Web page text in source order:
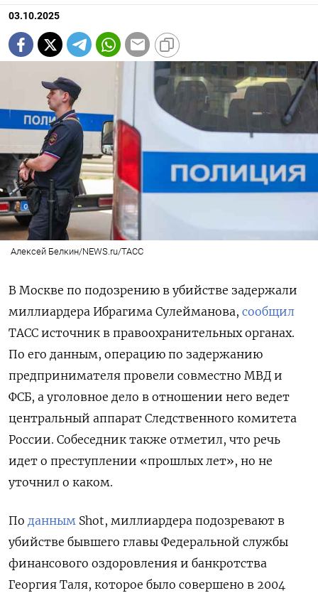
03.10.2025
Алексей Белкин/NEWS.ru/ТАСС
В Москве по подозрению в убийстве задержали
миллиардера Ибрагима Сулейманова, сообщил
ТАСС источник в правоохранительных органах.
По его данным, операцию по задержанию
предпринимателя провели совместно МВД и
ФСБ, а уголовное дело в отношении него ведет
центральный аппарат Следственного комитета
России. Собеседник также отметил, что речь
идет о преступлении «прошлых лет», но не
уточнил о каком.
По данным Shot, миллиардера подозревают в
убийстве бывшего главы Федеральной службы
финансового оздоровления и банкротства
Георгия Таля, которое было совершено в 2004